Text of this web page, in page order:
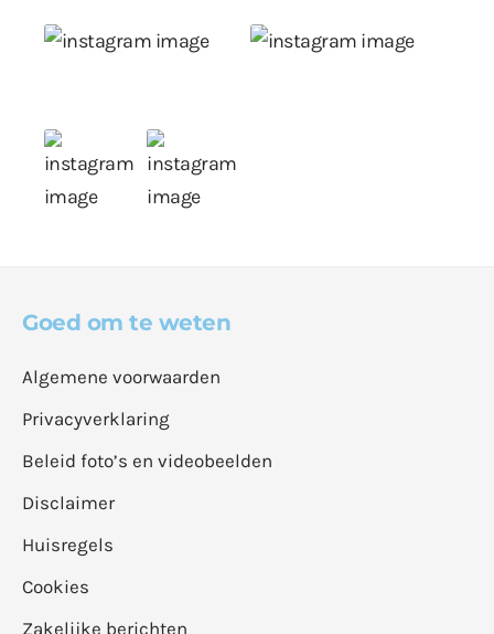
Goed om te weten
Algemene voorwaarden
Privacyverklaring
Beleid foto’s en videobeelden
Disclaimer
Huisregels
Cookies
Zakelijke berichten